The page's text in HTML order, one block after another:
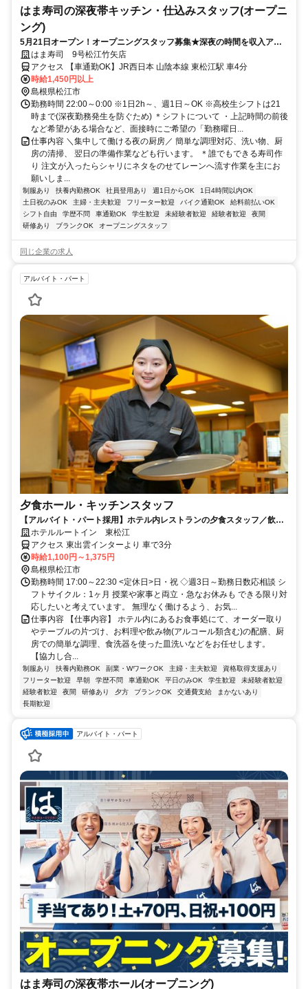
はま寿司の深夜帯キッチン・仕込みスタッフ(オープニ
ング)
5月21日オープン！オープニングスタッフ募集★深夜の時間を収入アッ
プに！フリーター多数活躍中♪高収入を目指せる環境です！
はま寿司 9号松江竹矢店
アクセス 【車通勤OK】JR西日本 山陰本線 東松江駅 車4分
時給1,450円以上
島根県松江市
勤務時間 22:00～0:00 ※1日2h～、週1日～OK ※高校生シフトは21
時まで(深夜勤務発生を防ぐため) ＊シフトについて ・上記時間の前後
など希望がある場合など、面接時にご希望の「勤務曜日...
仕事内容 ＼集中して働ける夜の厨房／ 簡単な調理対応、洗い物、厨
房の清掃、 翌日の準備作業なども行います。 ＊誰でもできる寿司作
り 注文が入ったらシャリにネタをのせてレーンへ流す作業を主にお
願いしま...
制服あり 扶養内勤務OK 社員登用あり 週1日からOK
1日4時間以内OK
土日祝のみOK
主婦・主夫歓迎 フリーター歓迎 バイク通勤OK
給料前払いOK
シフト自由
学歴不問 車通勤OK 学生歓迎 未経験者歓迎 経験者歓迎
夜間
研修あり
ブランクOK オープニングスタッフ
同じ企業の求人
アルバイト・パート
夕食ホール・キッチンスタッフ
【アルバイト・パート採用】ホテル内レストランの夕食スタッフ／飲食
未経験歓迎！学生・主婦活躍中
ホテルルートイン 東松江
アクセス 東出雲インターより 車で3分
時給1,100円～1,375円
島根県松江市
勤務時間 17:00～22:30 <定休日>日・祝 ◇週3日～勤務日数応相談 シ
フトサイクル：1ヶ月 授業や家事と両立・急なお休みも できる限り対
応したいと考えています。 無理なく働けるよう、お気...
仕事内容 【仕事内容】 ホテル内にあるお食事処にて、オーダー取り
やテーブルの片づけ、お料理や飲み物(アルコール類含む)の配膳、厨
房での簡単な調理、食洗器を使った皿洗いなどをお任せします。
【協力し合...
制服あり 扶養内勤務OK 副業・WワークOK 主婦・主夫歓迎
資格取得支援あり
フリーター歓迎
早朝 学歴不問 車通勤OK 平日のみOK 学生歓迎
未経験者歓迎
経験者歓迎
夜間 研修あり 夕方 ブランクOK 交通費支給
まかないあり
長期歓迎
アルバイト・パート
はま寿司の深夜帯ホール(オープニング)